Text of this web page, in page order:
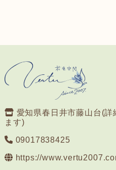
愛知県春日井市藤山台(
ます)
09017838425
https://